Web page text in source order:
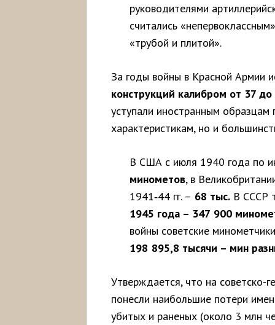
руководителями
считались
«трубой и плитой».
За годы войны в Красной Армии
конструкций калибром от 37
уступали иностранным образцам
характеристикам, но и
В США с июля 1940 года по
минометов, в
1941‑44 гг. – 68 тыс. В СССР
1945 года – 347 900
войны советские
198 895,8 тысячи – мин
Утверждается, что на
понесли наибольшие потери
убитых и раненых (около 3 млн